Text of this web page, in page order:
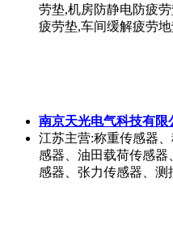
劳垫,机房防静电防疲
疲劳垫,车间缓解疲劳
南京天光电气科技有限
江苏主营:称重传感器
感器、油田载荷传感
感器、张力传感器、测